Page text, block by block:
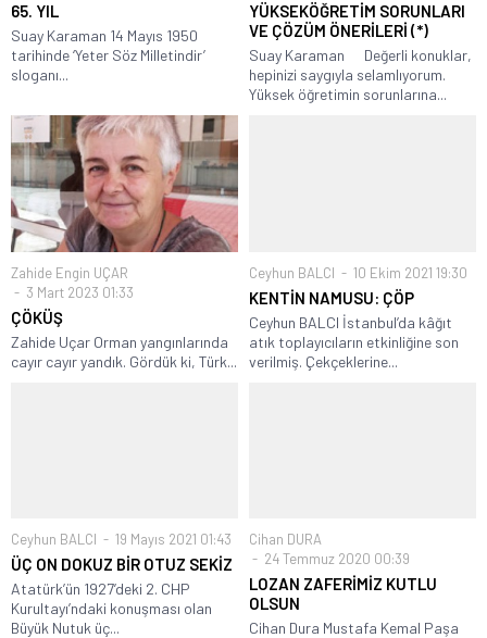
65. YIL
Suay Karaman 14 Mayıs 1950
tarihinde ‘Yeter Söz Milletindir’
sloganı...
YÜKSEKÖĞRETİM SORUNLARI
VE ÇÖZÜM ÖNERİLERİ (*)
Suay Karaman Değerli konuklar,
hepinizi saygıyla selamlıyorum.
Yüksek öğretimin sorunlarına...
Zahide Engin UÇAR
3 Mart 2023 01:33
ÇÖKÜŞ
Zahide Uçar Orman yangınlarında
cayır cayır yandık. Gördük ki, Türk...
Ceyhun BALCI 10 Ekim 2021 19:30
KENTİN NAMUSU: ÇÖP
Ceyhun BALCI İstanbul’da kâğıt
atık toplayıcıların etkinliğine son
verilmiş. Çekçeklerine...
Ceyhun BALCI 19 Mayıs 2021 01:43
ÜÇ ON DOKUZ BİR OTUZ SEKİZ
Atatürk’ün 1927’deki 2. CHP
Kurultayı’ndaki konuşması olan
Büyük Nutuk üç...
Cihan DURA
24 Temmuz 2020 00:39
LOZAN ZAFERİMİZ KUTLU
OLSUN
Cihan Dura Mustafa Kemal Paşa